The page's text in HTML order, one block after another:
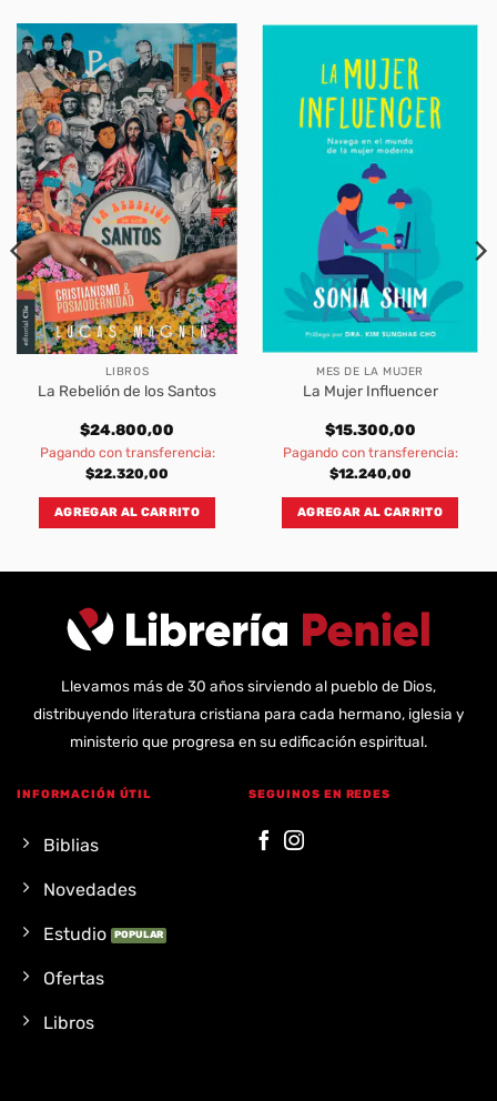
LIBROS
La Rebelión de los Santos
$24.800,00
Pagando con transferencia:
$22.320,00
AGREGAR AL CARRITO
MES DE LA MUJER
La Mujer Influencer
$15.300,00
Pagando con transferencia:
$12.240,00
AGREGAR AL CARRITO
Llevamos más de 30 años sirviendo al pueblo de Dios,
distribuyendo literatura cristiana para cada hermano, iglesia y
ministerio que progresa en su edificación espiritual.
INFORMACIÓN ÚTIL
Biblias
Novedades
Estudio
Ofertas
Libros
SEGUINOS EN REDES